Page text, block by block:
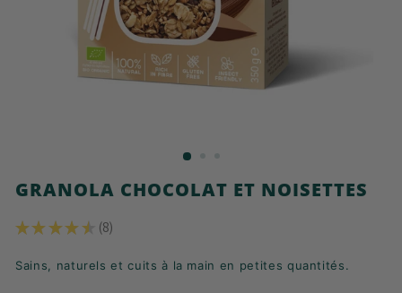
GRANOLA CHOCOLAT ET NOISETTES
★ ★ ★ ★ ★ 8
8
Sains, naturels et cuits à la main en petites quantités.